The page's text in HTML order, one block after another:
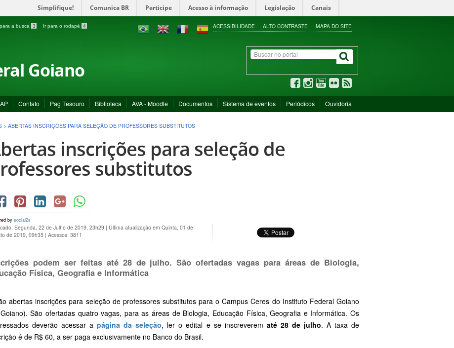
Simplifique! Comunica BR Participe Acesso à informação Legislação Canais
a busca 3 Ir para o rodapé 4 ACESSIBILIDADE ALTO CONTRASTE MAPA DO SITE
Goiano
Contato Pag Tesouro Biblioteca AVA - Moodle Documentos Sistema de eventos Periódicos Ouvidoria
> ABERTAS INSCRIÇÕES PARA SELEÇÃO DE PROFESSORES SUBSTITUTOS
inscrições para seleção de
substitutos
by social2s
Segunda, 22 de Julho de 2019, 23h29 | Última atualização em Quinta, 01 de
de 2019, 09h35 | Acessos: 3811
podem ser feitas até 28 de julho. São ofertadas vagas para áreas de Biologia,
Física, Geografia e Informática
abertas inscrições para seleção de professores substitutos para o Campus Ceres do Instituto Federal Goiano
São ofertadas quatro vagas, para as áreas de Biologia, Educação Física, Geografia e Informática. Os
deverão acessar apágina da seleção, ler o edital e se inscreverem até 28 de julho. A taxa de
é de R$ 60, a ser paga exclusivamente no Banco do Brasil.